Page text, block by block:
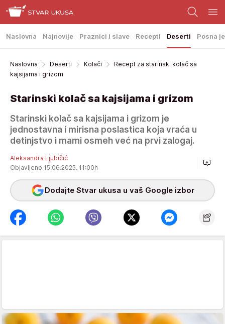
Naslovna Najnovije Praznici i slave Recepti Deserti Posna
Naslovna Deserti Kolači
Recept za starinski kolač sa
kajsijama i grizom
Starinski kolač sa kajsijama i grizom
Starinski kolač sa kajsijama i grizom je
jednostavna i mirisna poslastica koja vraća u
detinjstvo i mami osmeh već na prvi zalogaj.
Aleksandra Ljubičić
Objavljeno 15.06.2025. 11:00h
Dodajte Stvar ukusa u vaš Google izbor